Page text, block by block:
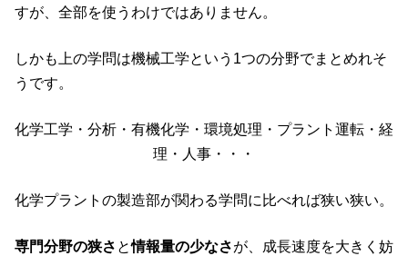
すが、全部を使うわけではありません。
しかも上の学問は機械工学という1つの分野でまとめれそ
うです。
化学工学・分析・有機化学・環境処理・プラント運転・経
理・人事・・・
化学プラントの製造部が関わる学問に比べれば狭い狭い。
専門分野の狭さ と情報量の少なさが、成長速度を大きく妨